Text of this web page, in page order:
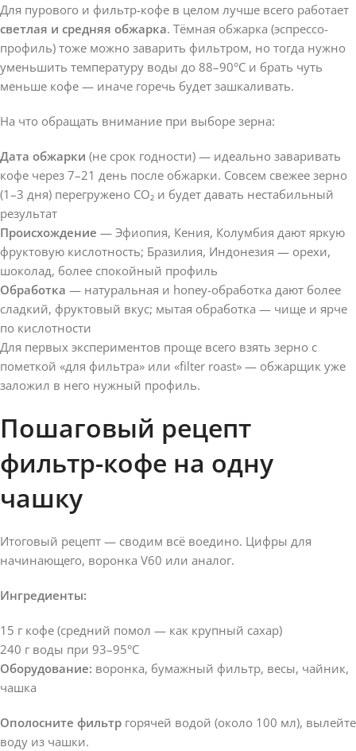
Для пурового и фильтр-кофе в целом лучше всего работает
светлая и средняя обжарка. Тёмная обжарка (эспрессо-
профиль) тоже можно заварить фильтром, но тогда нужно
уменьшить температуру воды до 88–90°C и брать чуть
меньше кофе — иначе горечь будет зашкаливать.
На что обращать внимание при выборе зерна:
Дата обжарки (не срок годности) — идеально заваривать
кофе через 7–21 день после обжарки. Совсем свежее зерно
(1–3 дня) перегружено CO₂ и будет давать нестабильный
результат
Происхождение — Эфиопия, Кения, Колумбия дают яркую
фруктовую кислотность; Бразилия, Индонезия — орехи,
шоколад, более спокойный профиль
Обработка — натуральная и honey-обработка дают более
сладкий, фруктовый вкус; мытая обработка — чище и ярче
по кислотности
Для первых экспериментов проще всего взять зерно с
пометкой «для фильтра» или «filter roast» — обжарщик уже
заложил в него нужный профиль.
Пошаговый рецепт
фильтр-кофе на одну
чашку
Итоговый рецепт — сводим всё воедино. Цифры для
начинающего, воронка V60 или аналог.
Ингредиенты:
15 г кофе (средний помол — как крупный сахар)
240 г воды при 93–95°C
Оборудование: воронка, бумажный фильтр, весы, чайник,
чашка
Ополосните фильтр горячей водой (около 100 мл), вылейте
воду из чашки.